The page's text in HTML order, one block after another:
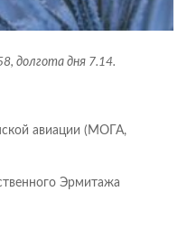
долгота дня 7.14.
авиации (МОГА,
Эрмитажа